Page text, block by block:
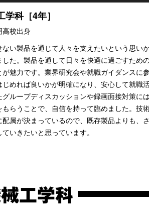
科［4年］
高校出身
い製品を通じて人々を支えたいという思い
た。製品を通して日々を快適に過ごすため
魅力です。業界研究会や就職ガイダンスに
じめれば良いかが明確になり、安心して就職
グループディスカッションや録画面接対策に
もらうことで、自信を持って臨めました。技
配属が決まっているので、既存製品よりも、
いきたいと思っています。
工学科